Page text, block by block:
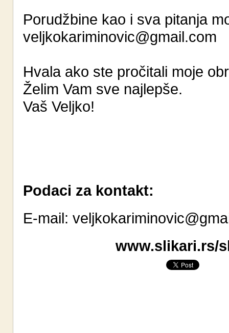
Porudžbine kao i sva pitanja
veljkokariminovic@gmail.com
Hvala ako ste pročitali moje
Želim Vam sve najlepše.
Vaš Veljko!
Podaci za kontakt:
E-mail:
www.slikari.rs/